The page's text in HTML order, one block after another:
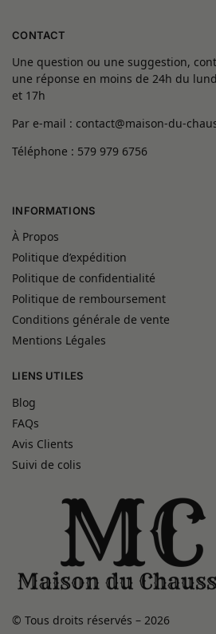
CONTACT
Une question ou une suggestion,
une réponse en moins de 24h du
et 17h
Par e-mail : contact@maison-du-
Téléphone : 579 979 6756
INFORMATIONS
À Propos
Politique d’expédition
Politique de confidentialité
Politique de remboursement
Conditions générale de vente
Mentions Légales
LIENS UTILES
Blog
FAQs
Avis Clients
Suivi de colis
© Tous droits réservés – 2026